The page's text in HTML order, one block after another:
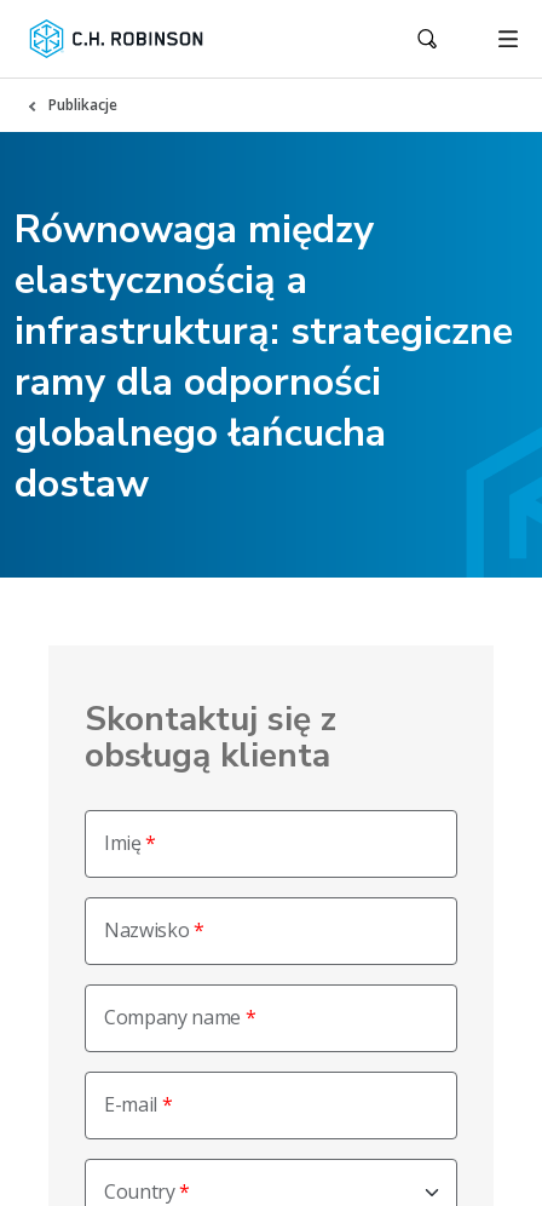
Publikacje
Równowaga między
elastycznością a
infrastrukturą: strategiczne
ramy dla odporności
globalnego łańcucha
dostaw
Skontaktuj się z
obsługą klienta
Imię
Nazwisko
Company name
E-mail
Country